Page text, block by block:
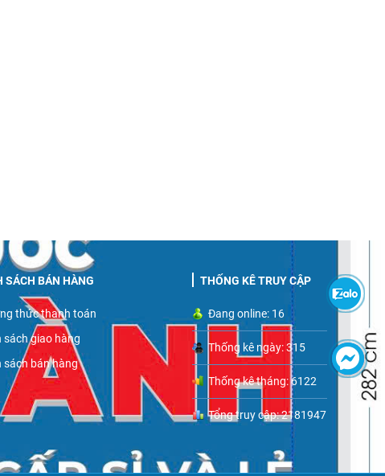
SÁCH BÁN HÀNG
thức thanh toán
sách giao hàng
sách bán hàng
THỐNG KÊ TRUY CẬP
Đang online: 16
Thống kê ngày: 315
Thống kê tháng: 6122
Tổng truy cập: 2181947